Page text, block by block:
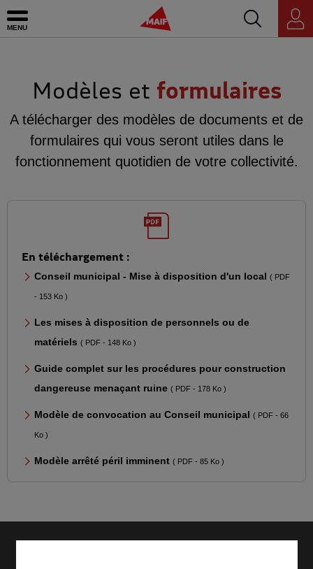
Ouvrir le menu MAIF - Allez à l'accueil de maif.fr
Accédez au
Espace
personnel
Modèles et formulaires
A télécharger des modèles de documents et de
formulaires qui vous seront utiles dans le
fonctionnement quotidien de votre collectivité.
En téléchargement :
Conseil municipal - Mise à disposition d'un local ( PDF
- 153 Ko )
Les mises à disposition de personnels ou de
matériels ( PDF - 148 Ko )
Guide complet sur les procédures pour construction
dangereuse menaçant ruine ( PDF - 178 Ko )
Modèle de convocation au Conseil municipal ( PDF - 66
Ko )
Modèle arrêté péril imminent ( PDF - 85 Ko )